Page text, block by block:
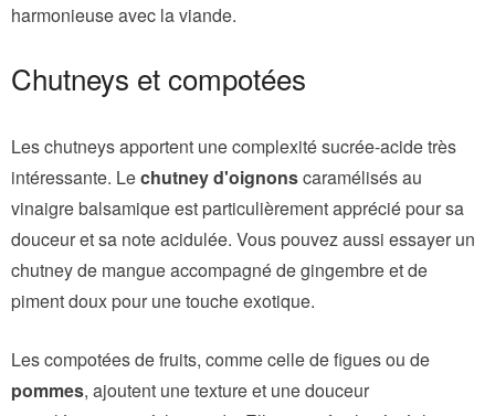
harmonieuse avec la viande.
Chutneys et compotées
Les chutneys apportent une complexité sucrée-acide très
intéressante. Lechutney d'oignonscaramélisés au
vinaigre balsamique est particulièrement apprécié pour sa
douceur et sa note acidulée. Vous pouvez aussi essayer un
chutney de mangue accompagné de gingembre et de
piment doux pour une touche exotique.
Les compotées de fruits, comme celle de figues ou de
pommes, ajoutent une texture et une douceur